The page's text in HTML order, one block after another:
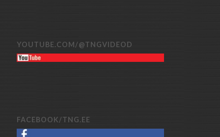
YOUTUBE.COM/@TNGVIDEOD
FACEBOOK/TNG.EE